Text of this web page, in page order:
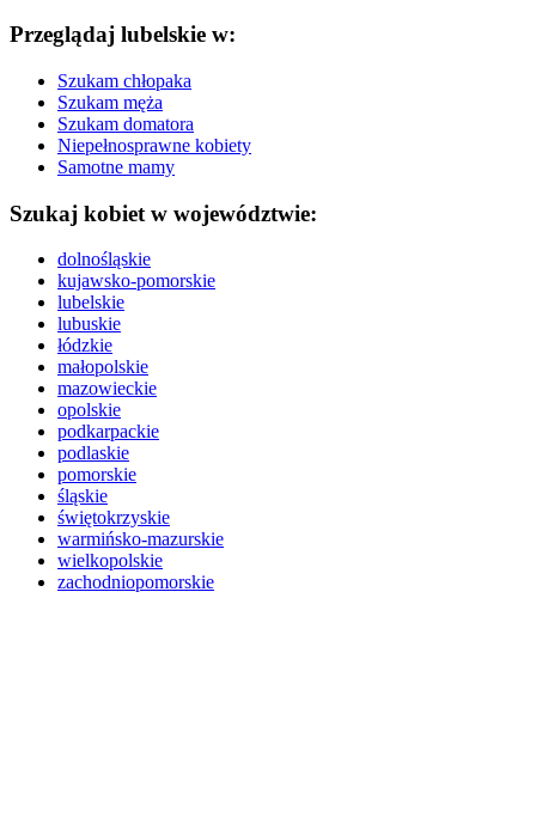
Przeglądaj lubelskie w:
Szukam chłopaka
Szukam męża
Szukam domatora
Niepełnosprawne kobiety
Samotne mamy
Szukaj kobiet w województwie:
dolnośląskie
kujawsko-pomorskie
lubelskie
lubuskie
łódzkie
małopolskie
mazowieckie
opolskie
podkarpackie
podlaskie
pomorskie
śląskie
świętokrzyskie
warmińsko-mazurskie
wielkopolskie
zachodniopomorskie